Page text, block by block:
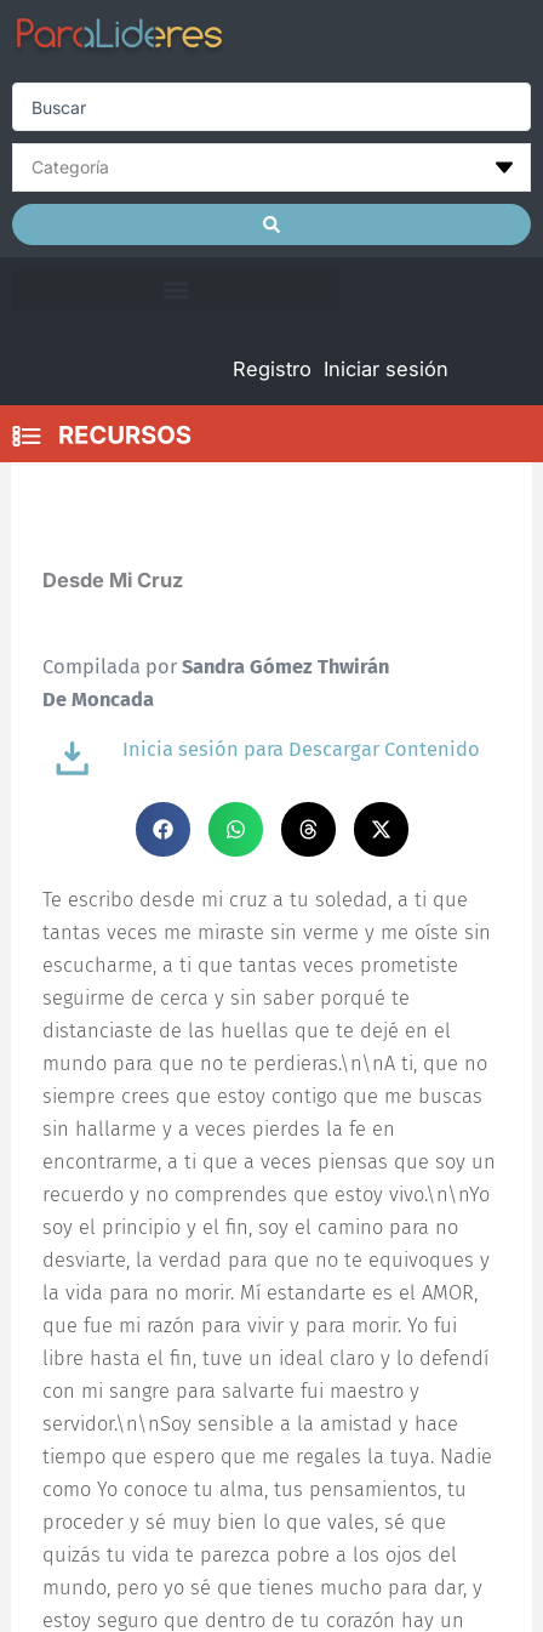
Skip
content
Search
Registro Iniciar sesión
Desde Mi Cruz
Compilada porSandra Gómez Thwirán
De Moncada
Inicia sesión para Descargar Contenido
Te escribo desde mi cruz a tu soledad, a ti que
tantas veces me miraste sin verme y me oíste sin
escucharme, a ti que tantas veces prometiste
seguirme de cerca y sin saber porqué te
distanciaste de las huellas que te dejé en el
mundo para que no te perdieras.\n\nA ti, que no
siempre crees que estoy contigo que me buscas
sin hallarme y a veces pierdes la fe en
encontrarme, a ti que a veces piensas que soy un
recuerdo y no comprendes que estoy vivo.\n\nYo
soy el principio y el fin, soy el camino para no
desviarte, la verdad para que no te equivoques y
la vida para no morir. Mí estandarte es el AMOR,
que fue mi razón para vivir y para morir. Yo fui
libre hasta el fin, tuve un ideal claro y lo defendí
con mi sangre para salvarte fui maestro y
servidor.\n\nSoy sensible a la amistad y hace
tiempo que espero que me regales la tuya. Nadie
como Yo conoce tu alma, tus pensamientos, tu
proceder y sé muy bien lo que vales, sé que
quizás tu vida te parezca pobre a los ojos del
mundo, pero yo sé que tienes mucho para dar, y
estoy seguro que dentro de tu corazón hay un